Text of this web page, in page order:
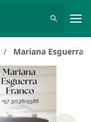
Mariana Esguerra